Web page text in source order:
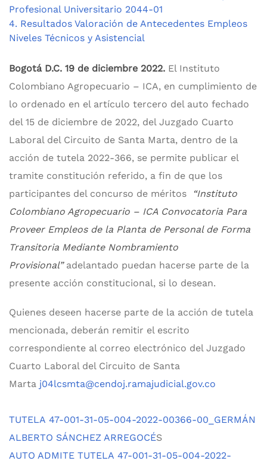
Profesional Universitario 2044-01
4. Resultados Valoración de Antecedentes Empleos
Niveles Técnicos y Asistencial
Bogotá D.C. 19 de diciembre 2022. El Instituto
Colombiano Agropecuario – ICA, en cumplimiento de
lo ordenado en el artículo tercero del auto fechado
del 15 de diciembre de 2022, del Juzgado Cuarto
Laboral del Circuito de Santa Marta, dentro de la
acción de tutela 2022-366, se permite publicar el
tramite constitución referido, a fin de que los
participantes del concurso de méritos
“Instituto
Colombiano Agropecuario – ICA Convocatoria Para
Proveer Empleos de la Planta de Personal de Forma
Transitoria Mediante Nombramiento
Provisional”adelantado puedan hacerse parte de la
presente acción constitucional, si lo desean.
Quienes deseen hacerse parte de la acción de tutela
mencionada, deberán remitir el escrito
correspondiente al correo electrónico del Juzgado
Cuarto Laboral del Circuito de Santa
Marta j04lcsmta@cendoj.ramajudicial.gov.co
TUTELA 47-001-31-05-004-2022-00366-00_GERMÁN
ALBERTO SÁNCHEZ ARREGOCÉS
AUTO ADMITE TUTELA 47-001-31-05-004-2022-